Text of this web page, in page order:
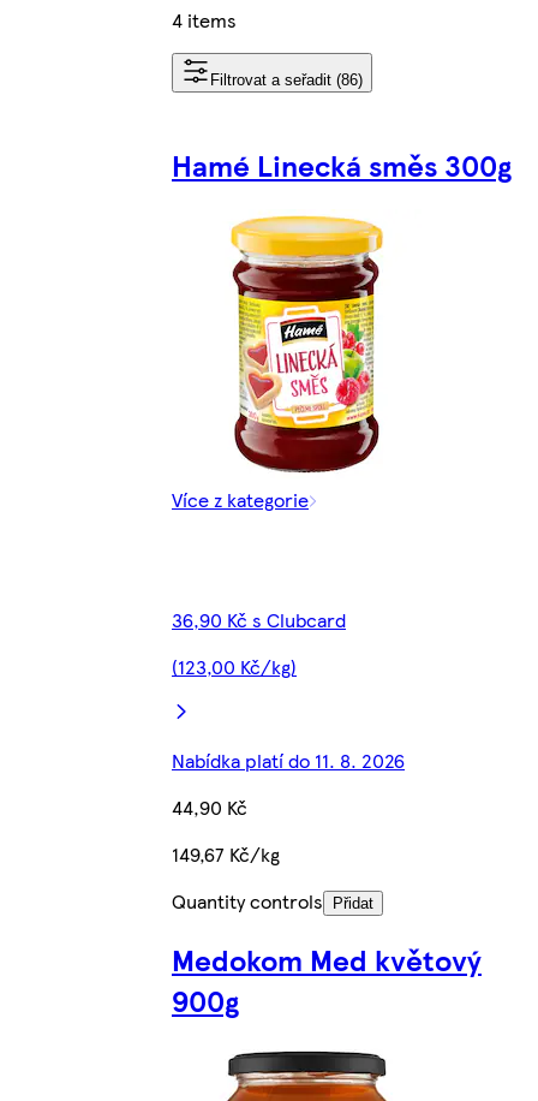
4 items
Filtrovat a seřadit (86)
Hamé Linecká směs 300g
Více z kategorie
36,90 Kč s Clubcard
(123,00 Kč/kg)
Nabídka platí do 11. 8. 2026
44,90 Kč
149,67 Kč/kg
Quantity controls
Přidat
Medokom Med květový
900g